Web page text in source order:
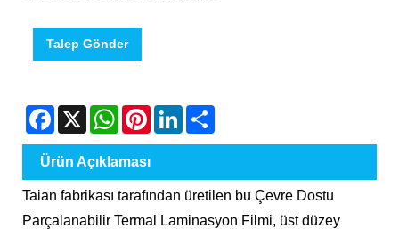
Talep Gönder
Facebook
X WhatsAppPinterestLinkedIn
Ürün Açıklaması
Taian fabrikası tarafından üretilen bu Çevre Dostu
Parçalanabilir Termal Laminasyon Filmi, üst düzey